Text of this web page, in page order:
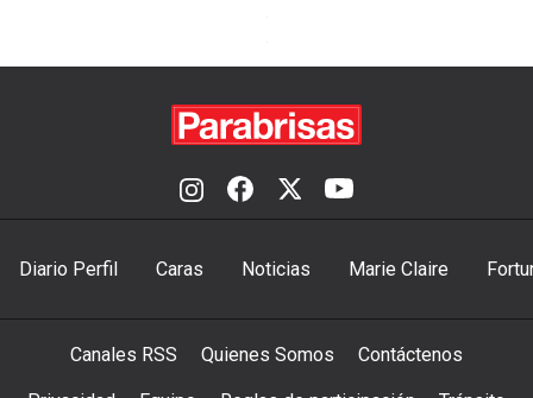
Diario Perfil Caras Noticias Marie Claire
Canales RSS Quienes Somos Contáctenos